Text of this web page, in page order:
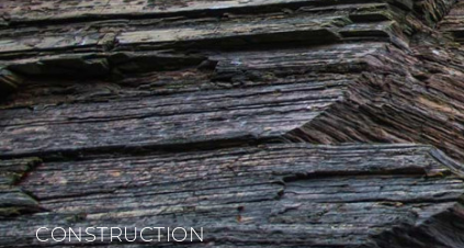
CONSTRUCTION